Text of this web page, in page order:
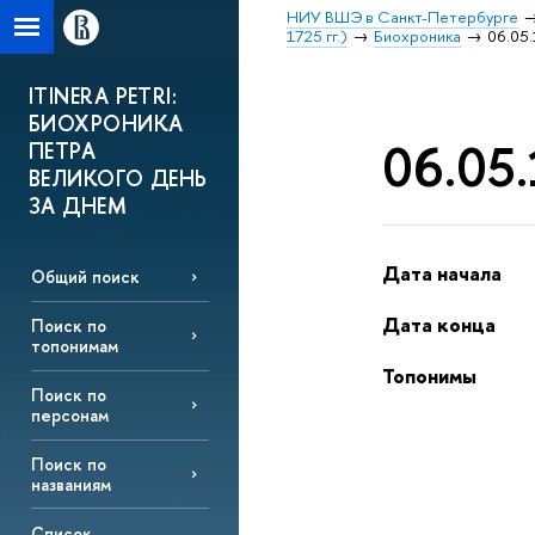
НИУ ВШЭ в Санкт-Петербурге
1725 гг.)
Биохроника
ITINERA PETRI:
БИОХРОНИКА
ПЕТРА
ВЕЛИКОГО ДЕНЬ
ЗА ДНЕМ
Общий поиск
Поиск по
топонимам
Поиск по
персонам
Поиск по
названиям
Дата начала
Дата конца
Топонимы